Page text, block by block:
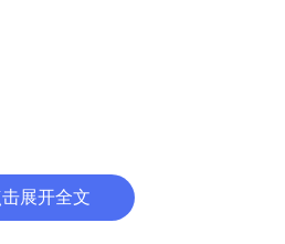
会副主任、秘书长。
击展开全文